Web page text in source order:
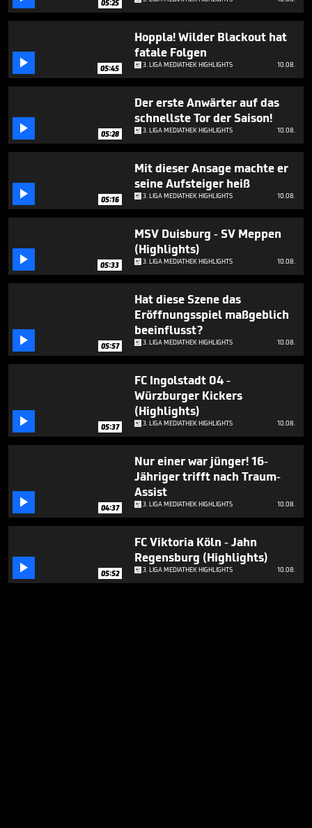
minutes,
48
05:25
 05:45
Hoppla! Wilder Blackout hat
fatale Folgen
3. LIGA MEDIATHEK HIGHLIGHTS 10.08.
 05:28
Der erste Anwärter auf das
schnellste Tor der Saison!
3. LIGA MEDIATHEK HIGHLIGHTS 10.08.
 05:16
Mit dieser Ansage machte er
seine Aufsteiger heiß
3. LIGA MEDIATHEK HIGHLIGHTS 10.08.
 05:33
MSV Duisburg - SV Meppen
(Highlights)
3. LIGA MEDIATHEK HIGHLIGHTS 10.08.
 05:57
Hat diese Szene das
Eröffnungsspiel maßgeblich
beeinflusst?
3. LIGA MEDIATHEK HIGHLIGHTS 10.08.
 05:37
FC Ingolstadt 04 -
Würzburger Kickers
(Highlights)
3. LIGA MEDIATHEK HIGHLIGHTS 10.08.
 04:37
Nur einer war jünger! 16-
Jähriger trifft nach Traum-
Assist
3. LIGA MEDIATHEK HIGHLIGHTS 10.08.
 05:52
FC Viktoria Köln - Jahn
Regensburg (Highlights)
3. LIGA MEDIATHEK HIGHLIGHTS 10.08.